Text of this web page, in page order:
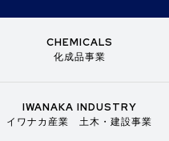
CHEMICALS
化成品事業
IWANAKA INDUSTRY
イワナカ産業 土木・建設事業